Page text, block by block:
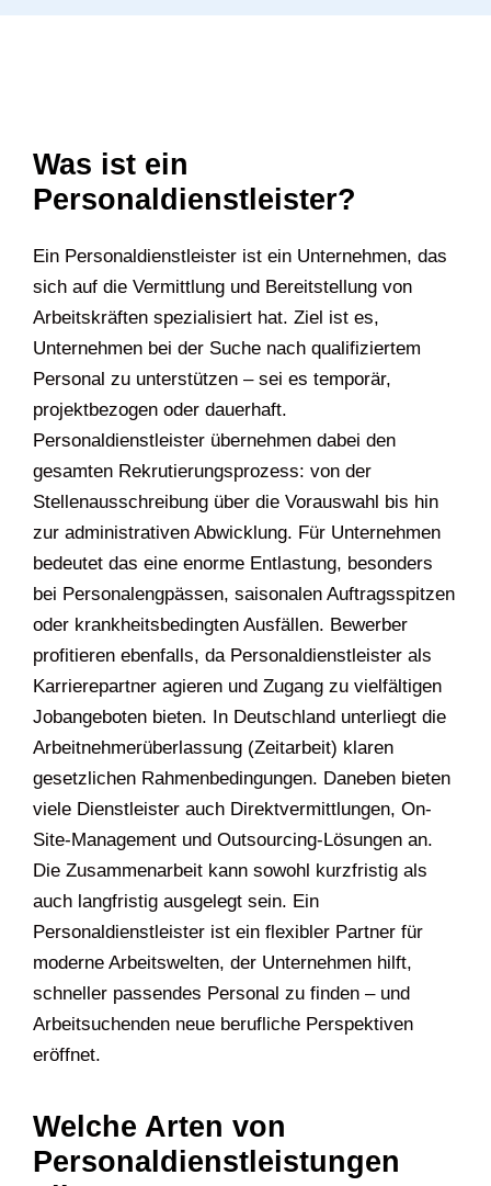
Was ist ein
Personaldienstleister?
Ein Personaldienstleister ist ein Unternehmen, das
sich auf die Vermittlung und Bereitstellung von
Arbeitskräften spezialisiert hat. Ziel ist es,
Unternehmen bei der Suche nach qualifiziertem
Personal zu unterstützen – sei es temporär,
projektbezogen oder dauerhaft.
Personaldienstleister übernehmen dabei den
gesamten Rekrutierungsprozess: von der
Stellenausschreibung über die Vorauswahl bis hin
zur administrativen Abwicklung. Für Unternehmen
bedeutet das eine enorme Entlastung, besonders
bei Personalengpässen, saisonalen Auftragsspitzen
oder krankheitsbedingten Ausfällen. Bewerber
profitieren ebenfalls, da Personaldienstleister als
Karrierepartner agieren und Zugang zu vielfältigen
Jobangeboten bieten. In Deutschland unterliegt die
Arbeitnehmerüberlassung (Zeitarbeit) klaren
gesetzlichen Rahmenbedingungen. Daneben bieten
viele Dienstleister auch Direktvermittlungen, On-
Site-Management und Outsourcing-Lösungen an.
Die Zusammenarbeit kann sowohl kurzfristig als
auch langfristig ausgelegt sein. Ein
Personaldienstleister ist ein flexibler Partner für
moderne Arbeitswelten, der Unternehmen hilft,
schneller passendes Personal zu finden – und
Arbeitsuchenden neue berufliche Perspektiven
eröffnet.
Welche Arten von
Personaldienstleistungen